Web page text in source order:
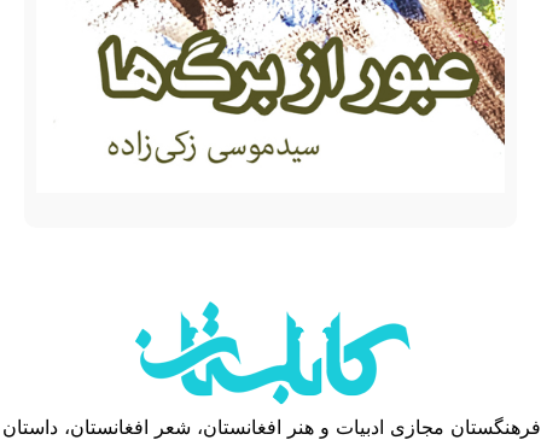
فرهنگستان مجازی ادبیات و هنر افغانستان، شعر افغانستان، داستان